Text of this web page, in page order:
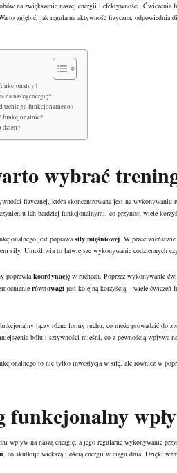
na zwiększenie naszej energii i efektywności.
zgłębić, jak regularna aktywność fizyczna, odpowiednia
na naszą energię?
treningu funkcjonalnego?
funkcjonalnie?
dzień?
wybrać
fizycznej, która skoncentrowana jest na
ich bardziej funkcjonalnymi, co przynosi wiele
jest poprawasiły mięśniowej. W
siły. Umożliwia to łatwiejsze wykonywanie codziennych
poprawiakoordynację w ruchach. Poprzez wykonywanie
równowagi jest kolejną korzyścią – wiele ćwiczeń
łączy różne formy ruchu, co może prowadzić do
bólu i sztywności mięśni, co z pewnością wpływa
to nie tylko inwestycja w siłę, ale również w
wpływ na naszą energię, a jego regularne wykonywanie
, co skutkuje większą ilością energii w ciągu dnia. Dzięki